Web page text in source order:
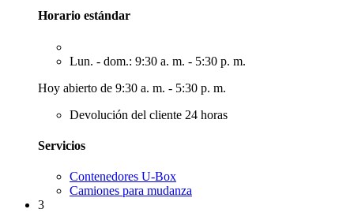
Horario estándar
Lun. - dom.: 9:30 a. m. - 5:30 p. m.
Hoy abierto de 9:30 a. m. - 5:30 p. m.
Devolución del cliente 24 horas
Servicios
Contenedores U-Box
Camiones para mudanza
3